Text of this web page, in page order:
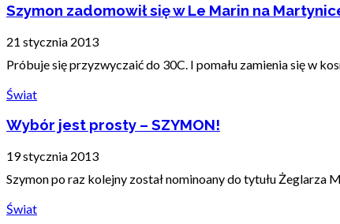
Szymon zadomowił się w Le Marin na
21 stycznia 2013
Próbuje się przyzwyczaić do 30C. I pomału zamienia się w
Świat
Wybór jest prosty – SZYMON!
19 stycznia 2013
Szymon po raz kolejny został nominoany do tytułu Żeglarza
Świat